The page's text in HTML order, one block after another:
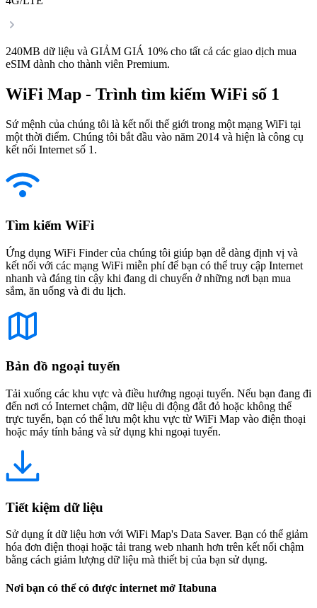
240MB dữ liệu và GIẢM GIÁ 10% cho tất cả các giao dịch mua
eSIM dành cho thành viên Premium.
WiFi Map - Trình tìm kiếm WiFi số 1
Sứ mệnh của chúng tôi là kết nối thế giới trong một mạng WiFi tại
một thời điểm. Chúng tôi bắt đầu vào năm 2014 và hiện là công cụ
kết nối Internet số 1.
Tìm kiếm WiFi
Ứng dụng WiFi Finder của chúng tôi giúp bạn dễ dàng định vị và
kết nối với các mạng WiFi miễn phí để bạn có thể truy cập Internet
nhanh và đáng tin cậy khi đang di chuyển ở những nơi bạn mua
sắm, ăn uống và đi du lịch.
Bản đồ ngoại tuyến
Tải xuống các khu vực và điều hướng ngoại tuyến. Nếu bạn đang đi
đến nơi có Internet chậm, dữ liệu di động đắt đỏ hoặc không thể
trực tuyến, bạn có thể lưu một khu vực từ WiFi Map vào điện thoại
hoặc máy tính bảng và sử dụng khi ngoại tuyến.
Tiết kiệm dữ liệu
Sử dụng ít dữ liệu hơn với WiFi Map's Data Saver. Bạn có thể giảm
hóa đơn điện thoại hoặc tải trang web nhanh hơn trên kết nối chậm
bằng cách giảm lượng dữ liệu mà thiết bị của bạn sử dụng.
Nơi bạn có thể có được internet mở Itabuna